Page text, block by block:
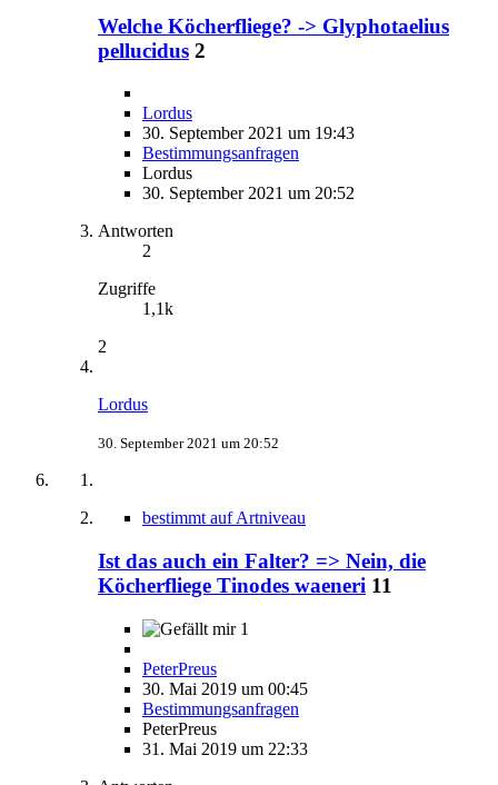
Welche Köcherfliege? -> Glyphotaelius
pellucidus 2
Lordus
30. September 2021 um 19:43
Bestimmungsanfragen
Lordus
30. September 2021 um 20:52
Antworten
2
Zugriffe
1,1k
2
Lordus
30. September 2021 um 20:52
bestimmt auf Artniveau
Ist das auch ein Falter? => Nein, die
Köcherfliege Tinodes waeneri 11
1
PeterPreus
30. Mai 2019 um 00:45
Bestimmungsanfragen
PeterPreus
31. Mai 2019 um 22:33